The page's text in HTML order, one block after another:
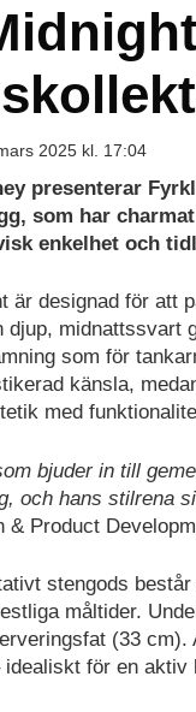
2025 kl. 17:04
presenterar
som har
enkelhet och
är designad för att
djup, midnattssvart
som för
känsla,
med
bjuder in till
och hans stilrena
& Product
stengods
måltider.
(33
idealiskt för en aktiv